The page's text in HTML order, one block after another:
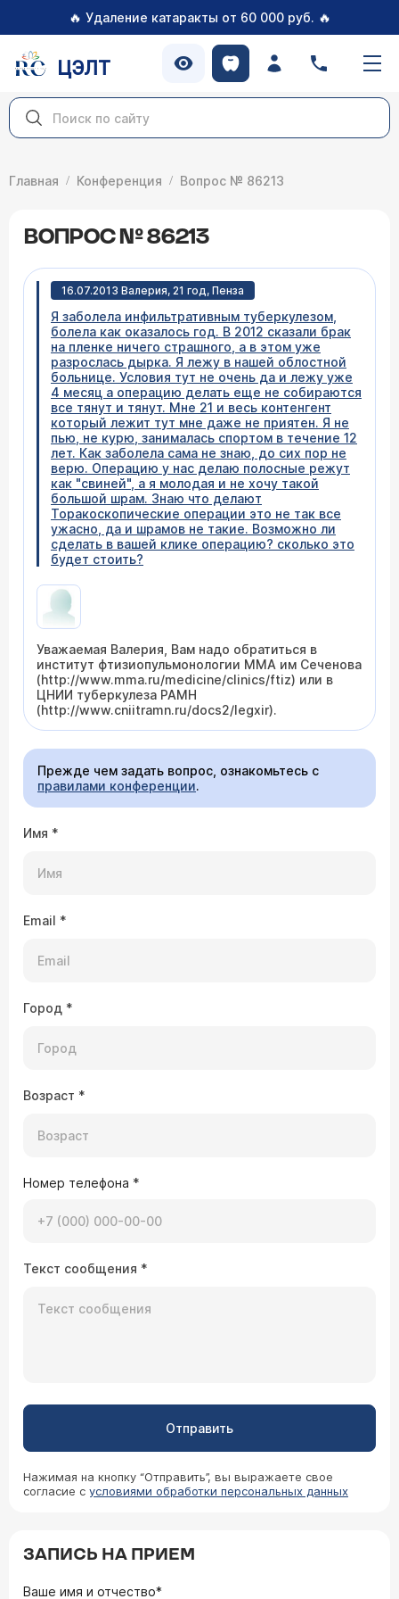
🔥 Удаление катаракты от 60 000 руб. 🔥
ЦЭЛТ
Главная Конференция Вопрос № 86213
ВОПРОС № 86213
16.07.2013 Валерия, 21 год, Пенза
Я заболела инфильтративным туберкулезом,
болела как оказалось год. В 2012 сказали брак
на пленке ничего страшного, а в этом уже
разрослась дырка. Я лежу в нашей облостной
больнице. Условия тут не очень да и лежу уже
4 месяц а операцию делать еще не собираются
все тянут и тянут. Мне 21 и весь контенгент
который лежит тут мне даже не приятен. Я не
пью, не курю, занималась спортом в течение 12
лет. Как заболела сама не знаю, до сих пор не
верю. Операцию у нас делаю полосные режут
как "свиней", а я молодая и не хочу такой
большой шрам. Знаю что делают
Торакоскопические операции это не так все
ужасно, да и шрамов не такие. Возможно ли
сделать в вашей клике операцию? сколько это
будет стоить?
Уважаемая Валерия, Вам надо обратиться в
институт фтизиопульмонологии ММА им Сеченова
(http://www.mma.ru/medicine/clinics/ftiz) или в
ЦНИИ туберкулеза РАМН
(http://www.cniitramn.ru/docs2/legxir).
Прежде чем задать вопрос, ознакомьтесь с
правилами конференции.
Имя *
Email *
Город *
Возраст *
Номер телефона *
Текст сообщения *
Отправить
Нажимая на кнопку “Отправить”, вы выражаете свое
согласие с условиями обработки персональных данных
ЗАПИСЬ НА ПРИЕМ
Ваше имя и отчество*